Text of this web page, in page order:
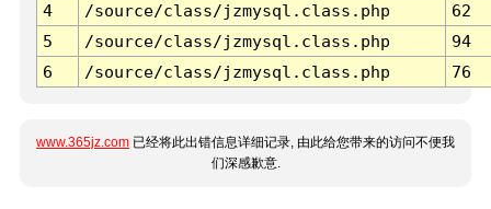
4
/source/class/jzmysql.class.php
62
5
/source/class/jzmysql.class.php
94
6
/source/class/jzmysql.class.php 76
www.365jz.com 已经将此出错信息详细记录, 由此给您带来的访问不便我
们深感歉意.